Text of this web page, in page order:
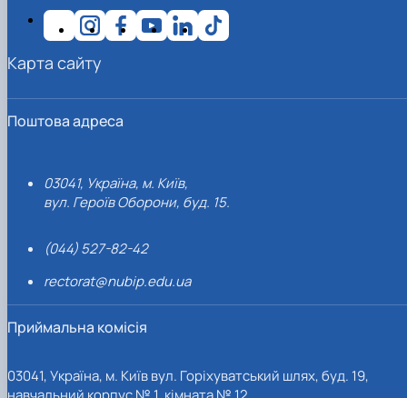
Поштова адреса
03041, Україна, м. Київ,
вул. Героїв Оборони, буд. 15.
(044) 527-82-42
rectorat@nubip.edu.ua
Приймальна комісія
03041, Україна, м. Київ вул. Горіхуватський шлях, буд. 19,
Карта сайту